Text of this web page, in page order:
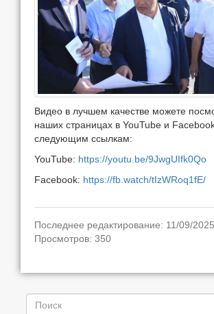
Видео в лучшем качестве можете
наших страницах в YouTube и
следующим ссылкам:
YouTube: https://youtu.be/9JwgUIfk0Qo
Facebook: https://fb.watch/tIzWRoq1fE/
Последнее редактирование: 11/09/
Просмотров: 350